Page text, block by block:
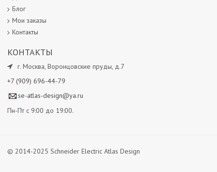
Блог
Мои заказы
Контакты
КОНТАКТЫ
г. Москва, Воронцовские пруды, д.7
+7 (909) 696-44-79
se-atlas-design@ya.ru
Пн-Пт с 9:00 до 19:00.
© 2014-2025 Schneider Electric Atlas Design